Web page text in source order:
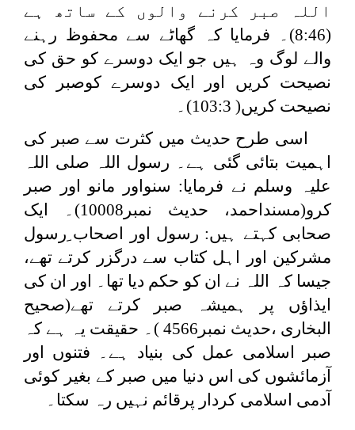
اللہ صبر کرنے والوں کے ساتھ ہے
(8:46)۔ فرمایا کہ گھاٹے سے محفوظ رہنے
والے لوگ وہ ہیں جو ایک دوسرے کو حق کی
نصیحت کریں اور ایک دوسرے کوصبر کی
نصیحت کریں( 103:3)۔
اسی طرح حدیث میں کثرت سے صبر کی
اہمیت بتائی گئی ہے۔ رسول اللہ صلی اللہ
علیہ وسلم نے فرمایا: سنواور مانو اور صبر
کرو(مسنداحمد، حدیث نمبر10008)۔ ایک
صحابی کہتے ہیں: رسول اور اصحاب ِرسول
مشرکین اور اہل کتاب سے درگزر کرتے تھے،
جیسا کہ اللہ نے ان کو حکم دیا تھا۔ اور ان کی
ایذاؤں پر ہمیشہ صبر کرتے تھے(صحیح
البخاری ،حدیث نمبر4566 )۔ حقیقت یہ ہے کہ
صبر اسلامی عمل کی بنیاد ہے۔ فتنوں اور
آزمائشوں کی اس دنیا میں صبر کے بغیر کوئی
آدمی اسلامی کردار پرقائم نہیں رہ سکتا۔